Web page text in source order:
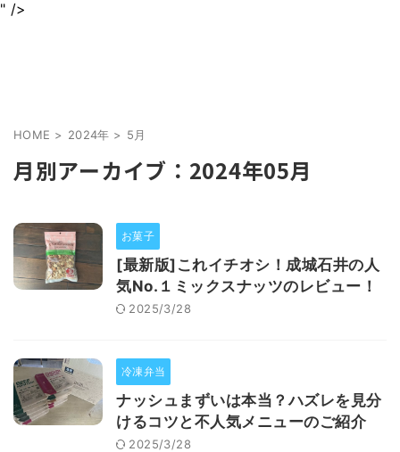
" />
HOME > 2024年 > 5月
月別アーカイブ：2024年05月
お菓子
[最新版]これイチオシ！成城石井の人
気No.１ミックスナッツのレビュー！
2025/3/28
冷凍弁当
ナッシュまずいは本当？ハズレを見分
けるコツと不人気メニューのご紹介
2025/3/28